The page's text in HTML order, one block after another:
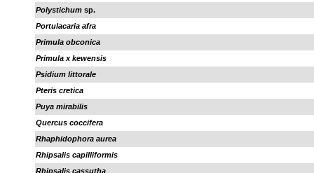
Polystichum sp.
Portulacaria afra
Primula obconica
Primula x kewensis
Psidium littorale
Pteris cretica
Puya mirabilis
Quercus coccifera
Rhaphidophora aurea
Rhipsalis capilliformis
Rhipsalis cassutha